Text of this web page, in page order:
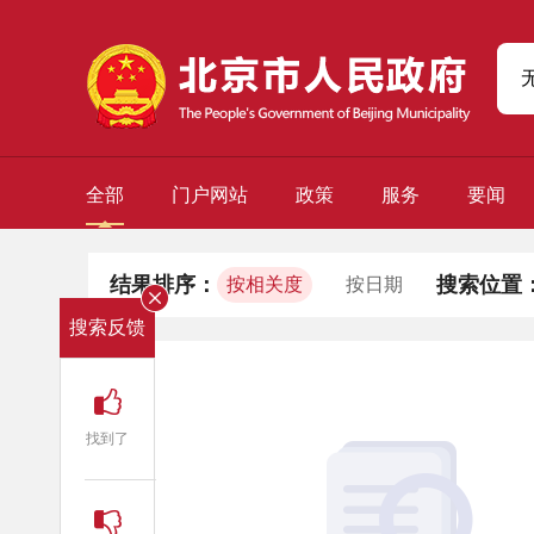
全部 门户网站 政策 服务 要闻
结果排序： 按相关度 按日期 搜索位置
搜索反馈
找到了